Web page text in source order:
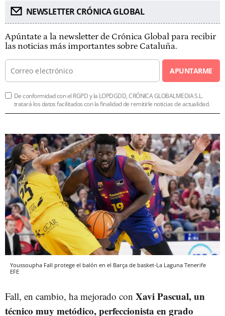
NEWSLETTER CRÓNICA GLOBAL
Apúntate a la newsletter de Crónica Global para recibir
las noticias más importantes sobre Cataluña.
APUNTARME
De conformidad con el RGPD y la LOPDGDD, CRÓNICA GLOBALMEDIA S.L.
tratará los datos facilitados con la finalidad de remitirle noticias de actualidad.
Youssoupha Fall protege el balón en el Barça de basket-La Laguna Tenerife
EFE
Fall, en cambio, ha mejorado con Xavi Pascual, un
técnico muy metódico, perfeccionista en grado